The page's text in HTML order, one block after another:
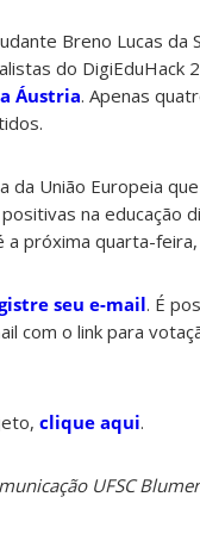
Breno Lucas da
do
Áustria. Apenas
da União Europeia
na educação
a próxima quarta-feira,
seu e-mail. É
com o link para
clique aqui.
UFSC